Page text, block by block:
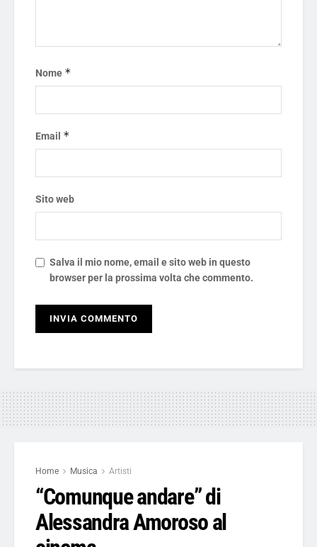
Nome *
Email *
Sito web
Salva il mio nome, email e sito web in questo
browser per la prossima volta che commento.
Home Musica Artisti
“Comunque andare” di
Alessandra Amoroso al